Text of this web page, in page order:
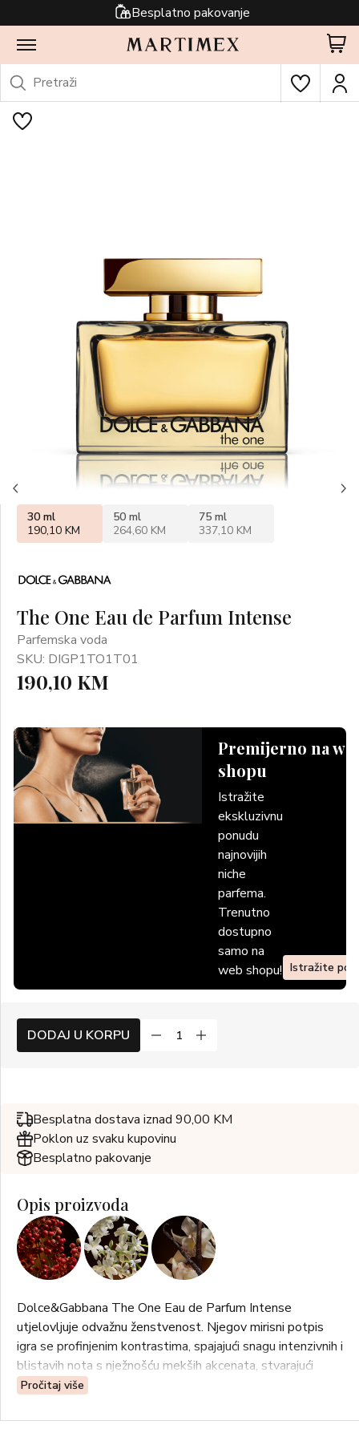
Besplatno pakovanje
The One Eau de Parfum Intense
Parfemska voda
SKU: DIGP1TO1T01
190,10 KM
Premijerno na
shopu
Istražite
ekskluzivnu
ponudu
najnovijih
niche
parfema.
Trenutno
dostupno
samo na
web shopu! Istražite
30 ml
190,10 KM
50 ml
264,60 KM
75 ml
337,10 KM
DODAJ U KORPU
Besplatna dostava iznad 90,00 KM
Poklon uz svaku kupovinu
Besplatno pakovanje
Opis proizvoda
Dolce&Gabbana The One Eau de Parfum Intense
utjelovljuje odvažnu ženstvenost. Njegov mirisni potpis
igra se profinjenim kontrastima, spajajući snagu intenzivnih i
blistavih nota s nježnošću mekših akcenata, stvarajući
sofisticiranu i elegantnu kompoziciju koja ostavlja trajan
Pročitaj više